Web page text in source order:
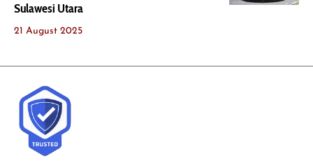
Sulawesi Utara
21 August 2025